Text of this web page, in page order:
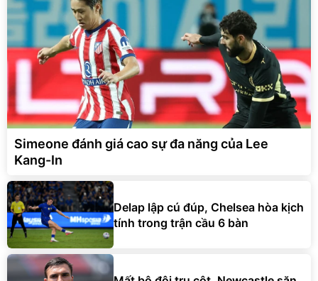
Simeone đánh giá cao sự đa năng của Lee
Kang-In
Delap lập cú đúp, Chelsea hòa kịch
tính trong trận cầu 6 bàn